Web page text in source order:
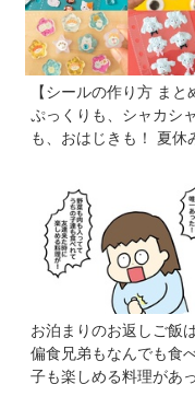
【シールの作り方 まと
ぷっくりも、シャカシ
も、おはじきも！ 夏休
お泊まりのお返しご飯
偏食兄弟もなんでも食
子も楽しめる料理があっ